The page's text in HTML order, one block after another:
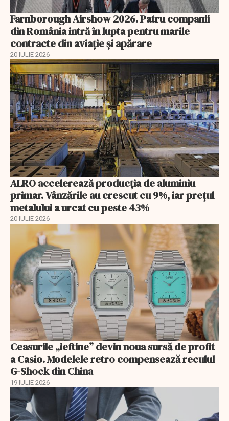
Farnborough Airshow 2026. Patru companii
din România intră în lupta pentru marile
contracte din aviație și apărare
20 IULIE 2026
ALRO accelerează producția de aluminiu
primar. Vânzările au crescut cu 9%, iar prețul
metalului a urcat cu peste 43%
20 IULIE 2026
Ceasurile „ieftine” devin noua sursă de profit
a Casio. Modelele retro compensează reculul
G-Shock din China
19 IULIE 2026